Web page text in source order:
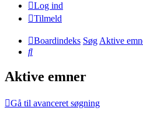
Log ind
Tilmeld
Boardindeks SøgAktive
Søg
Aktive emner
Gå til avanceret søgning